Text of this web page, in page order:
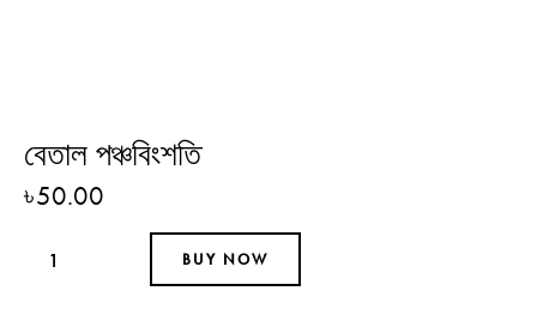
বেতাল পঞ্চবিংশতি
৳50.00
BUY NOW